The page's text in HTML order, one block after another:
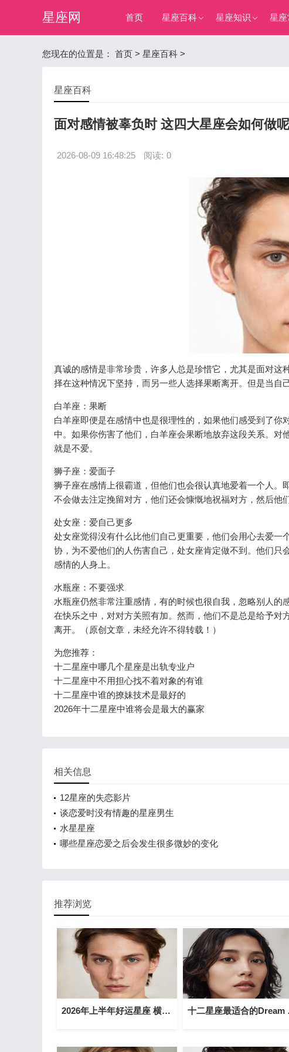
星座网 首页 星座百科 星座知识 星座
您现在的位置是： 首页 > 星座百科 >
星座百科
面对感情被辜负时 这四大星座会如何做呢
2026-08-09 16:48:25 阅读: 0
真诚的感情是非常珍贵，许多人总是珍惜它，尤其是面对
择在这种情况下坚持，而另一些人选择果断离开。但是当自
白羊座：果断
白羊座即便是在感情中也是很理性的，如果他们感受到了
中。如果你伤害了他们，白羊座会果断地放弃这段关系。
就是不爱。
狮子座：爱面子
狮子座在感情上很霸道，但他们也会很认真地爱着一个人
不会做去注定挽留对方，他们还会慷慨地祝福对方，然后他
处女座：爱自己更多
处女座觉得没有什么比他们自己更重要，他们会用心去爱
协，为不爱他们的人伤害自己，处女座肯定做不到。他们
感情的人身上。
水瓶座：不要强求
水瓶座仍然非常注重感情，有的时候也很自我，忽略别人
在快乐之中，对对方关照有加。然而，他们不是总是给予
离开。（原创文章，未经允许不得转载！）
为您推荐：
十二星座中哪几个星座是出轨专业户
十二星座中不用担心找不着对象的有谁
十二星座中谁的撩妹技术是最好的
2026年十二星座中谁将会是最大的赢家
相关信息
12星座的失恋影片
谈恋爱时没有情趣的星座男生
水星星座
哪些星座恋爱之后会发生很多微妙的变化
推荐浏览
2026年上半年好运星座 横财如雨一路发 十